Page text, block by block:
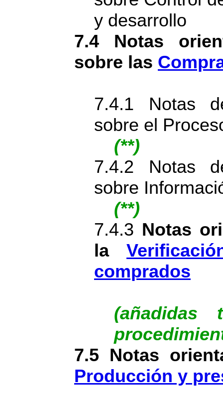
y desarrollo
7.4 Notas
sobre las
7.4.1 Notas
sobre el
(**)
7.4.2 Notas
sobre
(**)
7.4.3 Notas
la
comprados
(añadidas
7.5 Notas
Producción y